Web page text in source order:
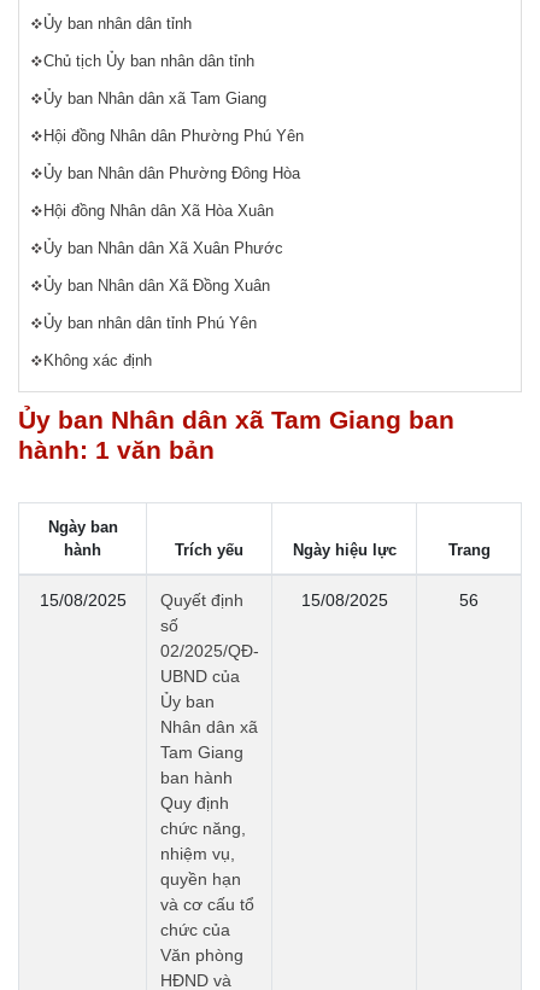
Ủy ban nhân dân tỉnh
Chủ tịch Ủy ban nhân dân tỉnh
Ủy ban Nhân dân xã Tam Giang
Hội đồng Nhân dân Phường Phú Yên
Ủy ban Nhân dân Phường Đông Hòa
Hội đồng Nhân dân Xã Hòa Xuân
Ủy ban Nhân dân Xã Xuân Phước
Ủy ban Nhân dân Xã Đồng Xuân
Ủy ban nhân dân tỉnh Phú Yên
Không xác định
Ủy ban Nhân dân xã Tam Giang ban
hành: 1 văn bản
Ngày ban
hành
Trích yếu Ngày hiệu lực Trang
15/08/2025
Quyết định
số
02/2025/QĐ-
UBND của
Ủy ban
Nhân dân xã
Tam Giang
ban hành
Quy định
chức năng,
nhiệm vụ,
quyền hạn
và cơ cấu tổ
chức của
Văn phòng
HĐND và
15/08/2025 56